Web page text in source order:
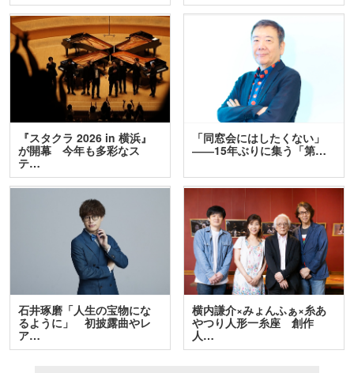
『スタクラ 2026 in 横浜』
が開幕 今年も多彩なス
テ…
「同窓会にはしたくない」
――15年ぶりに集う「第…
石井琢磨「人生の宝物にな
るように」 初披露曲やレ
ア…
横内謙介×みょんふぁ×糸あ
やつり人形一糸座 創作
人…